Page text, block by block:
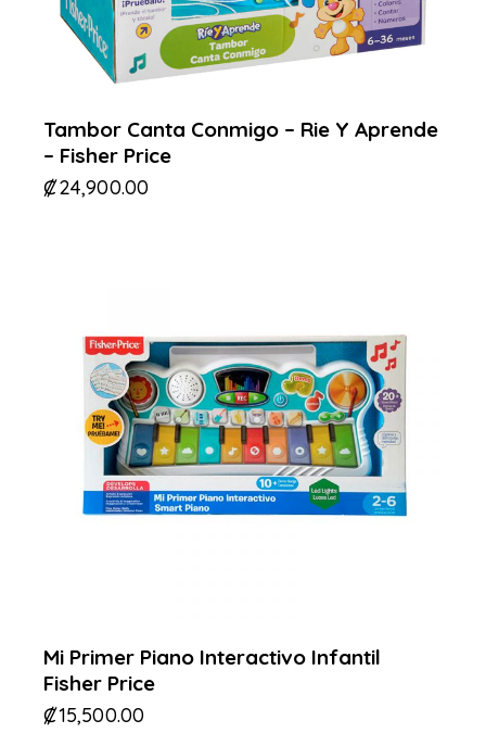
Tambor Canta Conmigo – Rie Y Aprende
– Fisher Price
₡24,900.00
Mi Primer Piano Interactivo Infantil
Fisher Price
₡15,500.00